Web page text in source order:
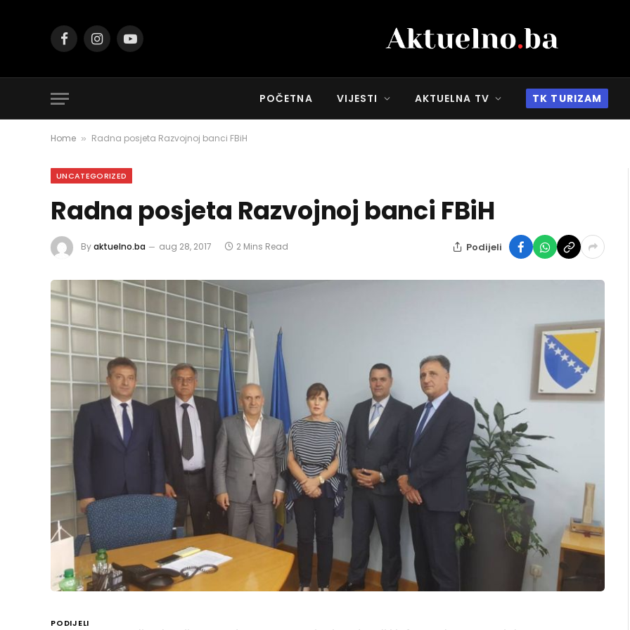
FacebookInstagramYouTube
POČETNA VIJESTI AKTUELNA TV TK TURIZAM
Home » Radna posjeta Razvojnoj banci FBiH
UNCATEGORIZED
Radna posjeta Razvojnoj banci FBiH
Byaktuelno.ba aug 28, 2017 2 Mins Read Podijeli
PODIJELI